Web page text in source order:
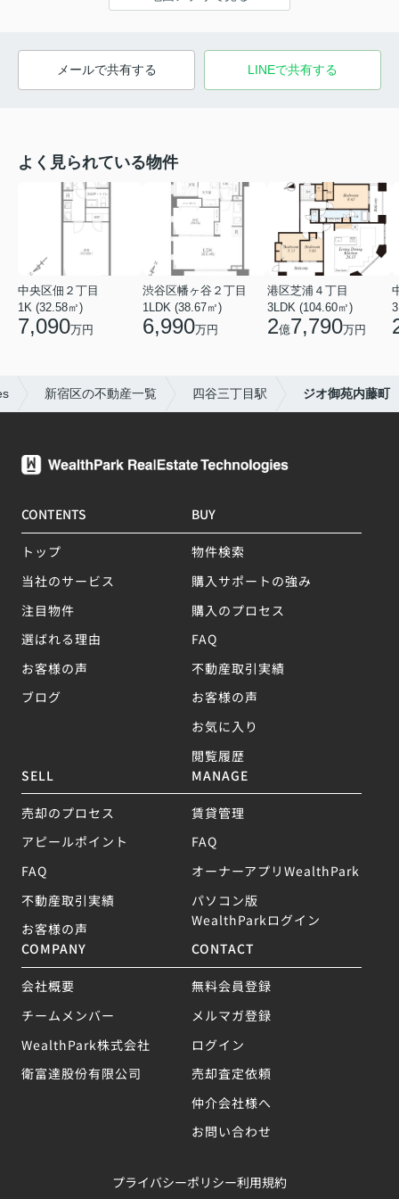
メールで共有する LINEで共有する
よく見られている物件
中央区佃２丁目
1K (32.58㎡)
7,090万円
渋谷区幡ヶ谷２丁目
1LDK (38.67㎡)
6,990万円
港区芝浦４丁目
3LDK (104.60㎡)
2億7,790万円
新宿区の不動産一覧 四谷三丁目駅 ジオ御苑内藤町
CONTENTS
トップ
当社のサービス
注目物件
選ばれる理由
お客様の声
ブログ
BUY
物件検索
購入サポートの強み
購入のプロセス
FAQ
不動産取引実績
お客様の声
お気に入り
閲覧履歴
SELL
売却のプロセス
アピールポイント
FAQ
不動産取引実績
お客様の声
MANAGE
賃貸管理
FAQ
オーナーアプリWealthPark
パソコン版
WealthParkログイン
COMPANY
会社概要
チームメンバー
WealthPark株式会社
衛富達股份有限公司
CONTACT
無料会員登録
メルマガ登録
ログイン
売却査定依頼
仲介会社様へ
お問い合わせ
プライバシーポリシー利用規約